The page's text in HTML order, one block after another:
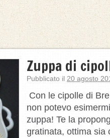
Zuppa di
Pubblicato il 20 agosto
Con le cipolle di
non potevo
zuppa! Te la
gratinata, ottima sia